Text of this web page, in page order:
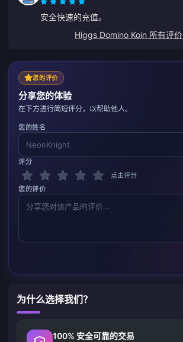
安全快速的充值。
Higgs Domino Koin 所有评价
您的评价
分享您的体验
在下方进行简短评分，以帮助他人。
您的姓名
评分
点击评分
您的评价
为什么选择我们？
100% 安全可靠的交易